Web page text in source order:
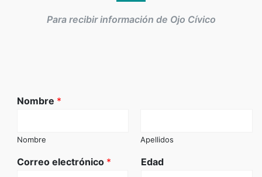
Para recibir información de Ojo Cívico
Nombre *
Nombre Apellidos
Correo electrónico * Edad